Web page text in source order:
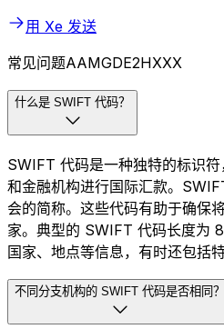
用 Xe 发送
常见问题AAMGDE2HXXX
什么是 SWIFT 代码？
SWIFT 代码是一种独特的标识
和金融机构进行国际汇款。
会的简称。这些代码有助于确保
家。典型的 SWIFT 代码长度为 8
国家、地点等信息，有时还包括
不同分支机构的 SWIFT 代码是否相同？